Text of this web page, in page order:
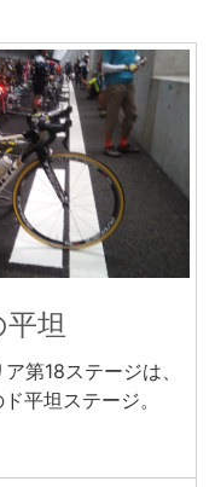
坦
第18ステージは、
平坦ステージ。